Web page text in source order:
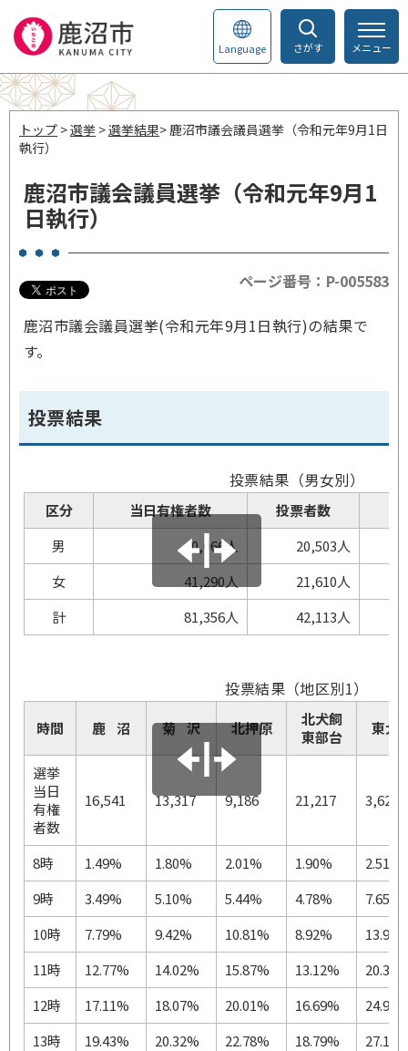
さがす
Language メニュー
トップ >選挙 >選挙結果> 鹿沼市議会議員選挙（令和元年9月1日
執行）
鹿沼市議会議員選挙（令和元年9月1
日執行）
ページ番号：P-005583
鹿沼市議会議員選挙(令和元年9月1日執行)の結果で
す。
投票結果
投票結果（男女別）
区分 当日有権者数 投票者数
男
40,066人
20,503人
女
41,290人
21,610人
計
81,356人 42,113人
投票結果（地区別1）
時間 鹿 沼 菊 沢 北押原
北犬飼
東部台
東大
選挙
当日
有権
者数
16,541 13,317 9,186 21,217 3,623
8時 1.49% 1.80% 2.01% 1.90%
2.51%
9時
3.49% 5.10% 5.44% 4.78%
7.65%
10時
7.79% 9.42% 10.81% 8.92%
11時
12.77% 14.02% 15.87% 13.12%
12時
17.11% 18.07% 20.01% 16.69%
13時
19.43% 20.32% 22.78% 18.79%